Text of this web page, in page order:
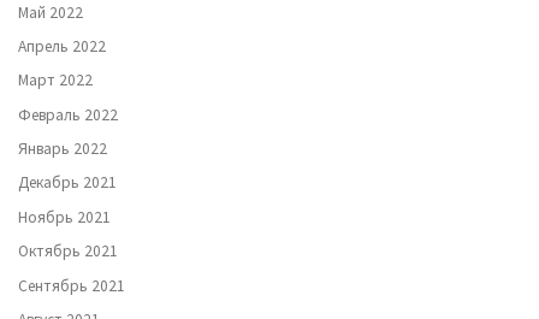
Май 2022
Апрель 2022
Март 2022
Февраль 2022
Январь 2022
Декабрь 2021
Ноябрь 2021
Октябрь 2021
Сентябрь 2021